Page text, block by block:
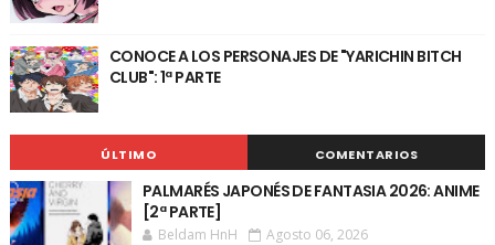
CONOCE A LOS PERSONAJES DE "YARICHIN BITCH
CLUB": 1ª PARTE
ÚLTIMO COMENTARIOS
PALMARÉS JAPONÉS DE FANTASIA 2026: ANIME
[2ª PARTE]
Beldam HnH Agosto 06, 2026